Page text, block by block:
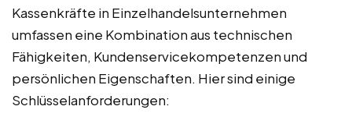
Kassenkräfte in Einzelhandelsunternehmen
umfassen eine Kombination aus technischen
Fähigkeiten, Kundenservicekompetenzen und
persönlichen Eigenschaften. Hier sind einige
Schlüsselanforderungen: